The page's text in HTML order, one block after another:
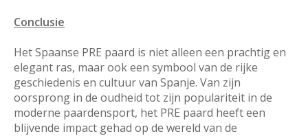
Conclusie
Het Spaanse PRE paard is niet alleen een prachtig en
elegant ras, maar ook een symbool van de rijke
geschiedenis en cultuur van Spanje. Van zijn
oorsprong in de oudheid tot zijn populariteit in de
moderne paardensport, het PRE paard heeft een
blijvende impact gehad op de wereld van de